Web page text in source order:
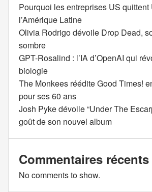
Pourquoi les entreprises US
l’Amérique Latine
Olivia Rodrigo dévoile Drop Dead,
sombre
GPT-Rosalind : l’IA d’OpenAI qui
biologie
The Monkees réédite Good Times!
pour ses 60 ans
Josh Pyke dévoile “Under The
goût de son nouvel album
Commentaires récents
No comments to show.